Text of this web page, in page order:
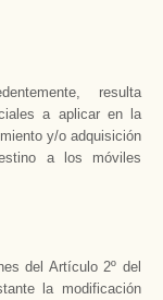
resulta
a aplicar en la
y/o adquisición
a los móviles
del Artículo 2º del
la modificación